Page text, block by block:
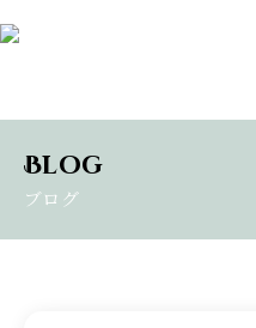
Blog
ブログ